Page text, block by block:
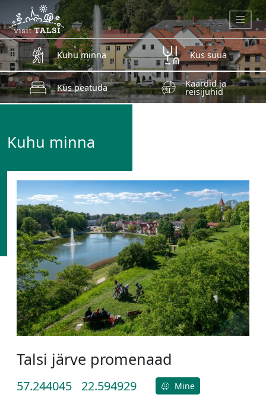
Skip to main content
Kuhu minna Kus süüa
Kus peatuda Kaardid ja
reisijuhid
Kuhu minna
Talsi järve promenaad
57.244045 22.594929 Mine